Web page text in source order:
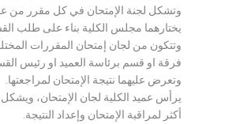
وتشكل لجنة الإمتحان في كل مقرر من
يختارهما مجلس الكلية بناء على طلب
وتتكون من لجان إمتحان المقررات
فرقة او قسم برئاسة العميد او رئيس
وتعرض عليهما نتيجة الإمتحان لمراجعتها.
يرأس عميد الكلية لجان الإمتحان،
أكثر لمراقبة الإمتحان وإعداد النتيجة.